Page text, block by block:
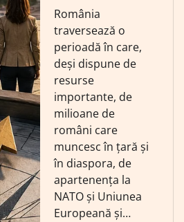
România
traversează o
perioadă în care,
deși dispune de
resurse
importante, de
milioane de
români care
muncesc în țară și
în diaspora, de
apartenența la
NATO și Uniunea
Europeană și…